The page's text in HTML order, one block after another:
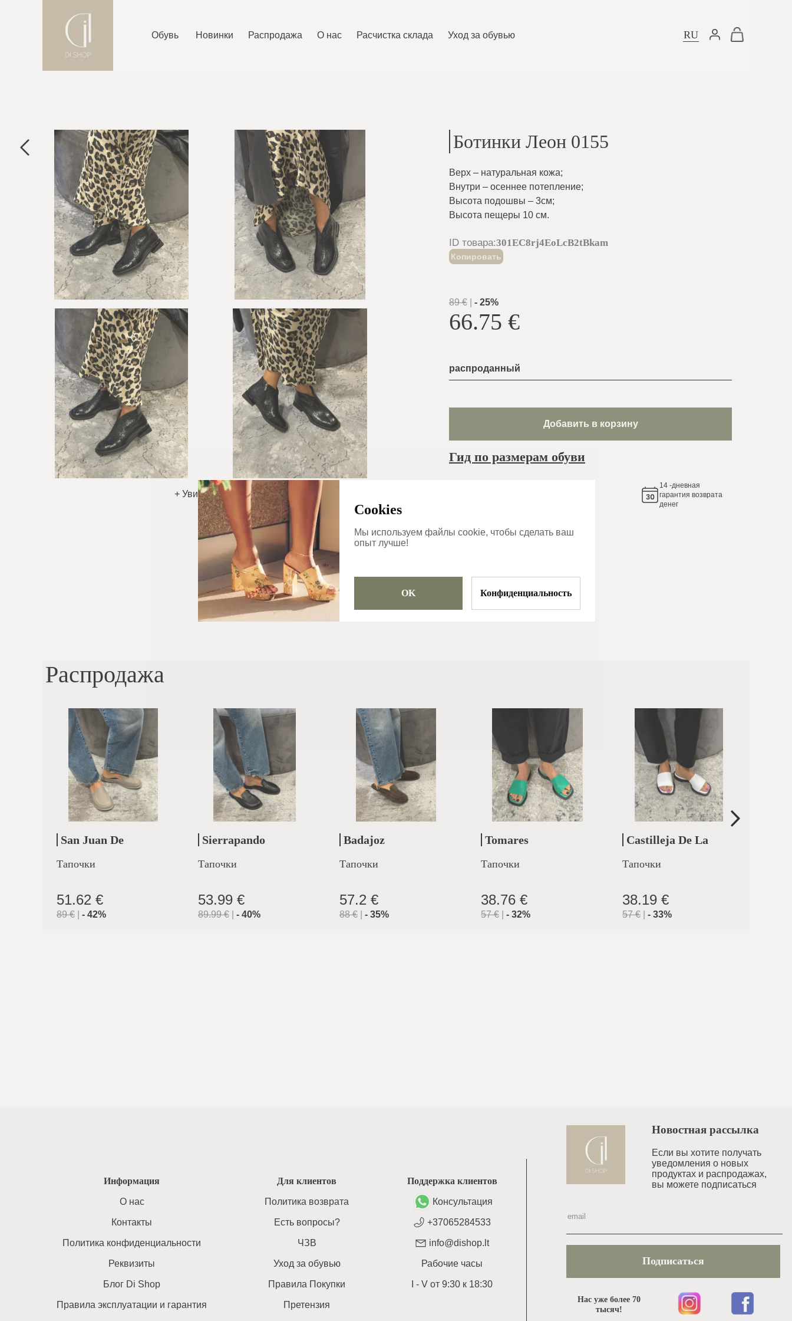
Cookies
Мы используем файлы cookie, чтобы сделать ваш
опыт лучше!
OK Конфиденциальность
Обувь Новинки Распродажа O нас Расчистка склада Уход за обувью RU
+ Увидеть больше
Ботинки Леон 0155
Верх – натуральная кожа;
Внутри – осеннее потепление;
Высота подошвы – 3см;
Высота пещеры 10 см.
ID товара:301EC8rj4EoLcB2tBkam
Копировать
89€ - 25%
66.75 €
распроданный
Добавить в корзину
Гид по размерам обуви
14 -дневная
гарантия возврата
денег
Категории
Распродажа
San Juan De
Тапочки
51.62 €
89€ - 42%
Sierrapando
Тапочки
53.99 €
89.99€ - 40%
Badajoz
Тапочки
57.2 €
88€ - 35%
Tomares
Тапочки
38.76 €
57€ - 32%
Castilleja De La
Тапочки
38.19 €
57€ - 33%
Информация
O нас
Контакты
Политика конфиденциальности
Реквизиты
Блог Di Shop
Правила эксплуатации и гарантия
Для клиентов
Политика возврата
Есть вопросы?
ЧЗВ
Уход за обувью
Правила Покупки
Претензия
Поддержка клиентов
Консультация
+37065284533
info@dishop.lt
Рабочие часы
I - Vот 9:30 к 18:30
Новостная рассылка
Если вы хотите получать
уведомления o новых
продуктах и распродажах,
вы можете подписаться
Подписаться
Нас уже более 70
тысяч!